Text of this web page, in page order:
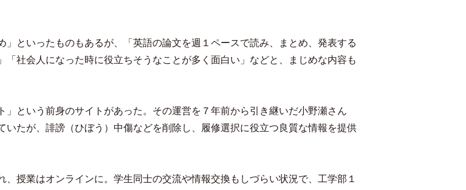
といったものもあるが、「英語の論文を週１ペースで読み、まとめ、発表する
社会人になった時に役立ちそうなことが多く面白い」などと、まじめな内容も
という前身のサイトがあった。その運営を７年前から引き継いだ小野瀬さん
たが、誹謗（ひぼう）中傷などを削除し、履修選択に役立つ良質な情報を提供
授業はオンラインに。学生同士の交流や情報交換もしづらい状況で、工学部１